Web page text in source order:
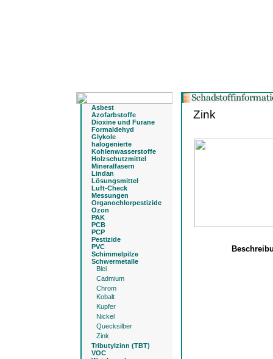
Asbest
Azofarbstoffe
Dioxine und Furane
Formaldehyd
Glykole
halogenierte
Kohlenwasserstoffe
Holzschutzmittel
Mineralfasern
Lindan
Lösungsmittel
Luft-Check
Messungen
Organochlorpestizide
Ozon
PAK
PCB
PCP
Pestizide
PVC
Schimmelpilze
Schwermetalle
Blei
Cadmium
Chrom
Kobalt
Kupfer
Nickel
Quecksilber
Zink
Tributylzinn (TBT)
VOC
Zink